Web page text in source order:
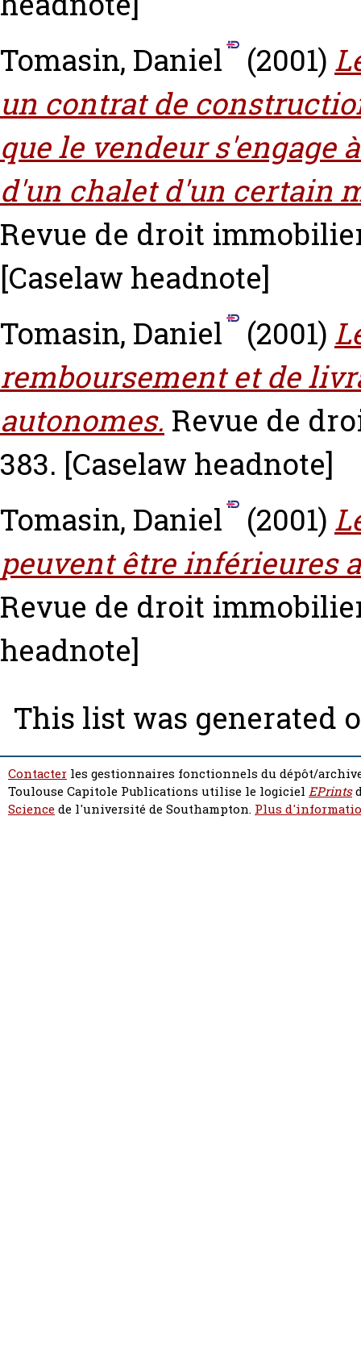
Tomasin, Daniel
(2001)
un contrat de
que le vendeur s'engage
d'un chalet d'un certain
Revue de droit
[Caselaw headnote]
Tomasin, Daniel
(2001)
remboursement et de
autonomes. Revue de
383. [Caselaw headnote]
Tomasin, Daniel
(2001)
peuvent être inférieures
Revue de droit
headnote]
This list was generated
Contacter les gestionnaires fonctionnels du dépôt/
Toulouse Capitole Publications utilise le logiciel EPrints
Sciencede l'université de Southampton. Plus